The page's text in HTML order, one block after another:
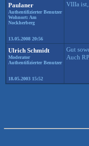
Paulaner
Authentifizierter Benutzer
Wohnort: Am
Nockherberg
13.05.2008 20:56
VIIIa ist,
Ulrich Schmidt
Moderator
Authentifizierter Benutzer
18.05.2003 15:52
Gut
Auch